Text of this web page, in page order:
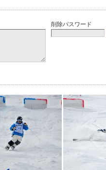
削除パスワード